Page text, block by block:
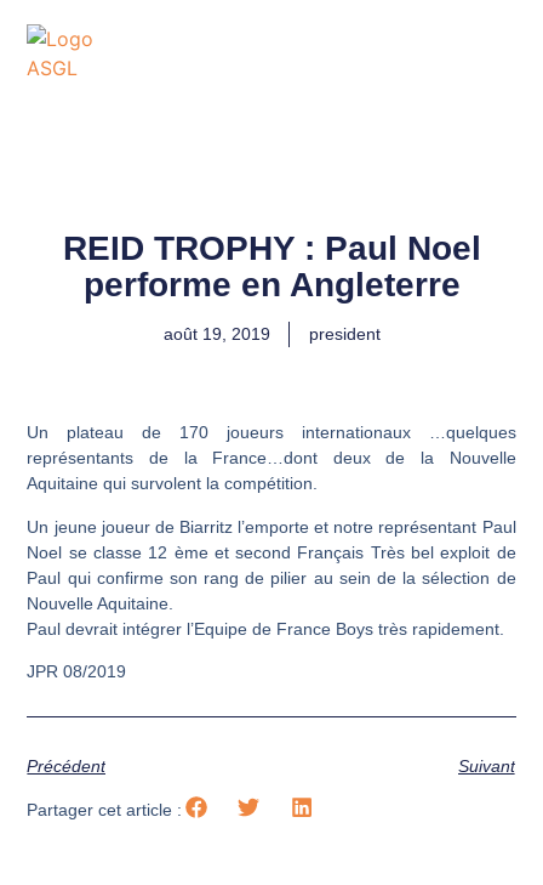
REID TROPHY : Paul Noel
performe en Angleterre
août 19, 2019 president
Un plateau de 170 joueurs internationaux …quelques
représentants de la France…dont deux de la Nouvelle
Aquitaine qui survolent la compétition.
Un jeune joueur de Biarritz l’emporte et notre représentant Paul
Noel se classe 12 ème et second Français Très bel exploit de
Paul qui confirme son rang de pilier au sein de la sélection de
Nouvelle Aquitaine.
Paul devrait intégrer l’Equipe de France Boys très rapidement.
JPR 08/2019
Précédent Suivant
Partager cet article :